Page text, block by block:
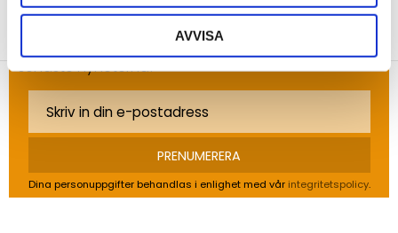
AVVISA
NYHETSBREV
Anmäl dig till vårt nyhetsbrev och ta del av de
senaste nyheterna!
PRENUMERERA
Dina personuppgifter behandlas i enlighet med vår integritetspolicy.